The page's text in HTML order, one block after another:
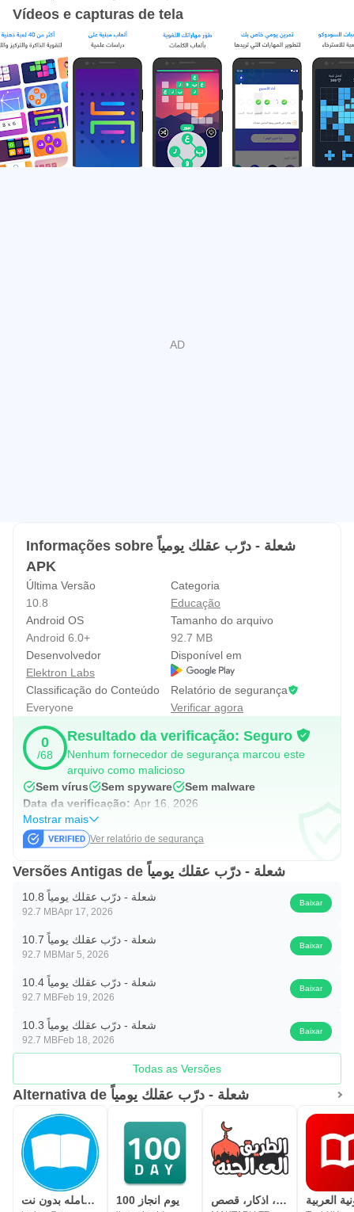
----------
Sholah é o principal treinador cerebral árabe que ajuda
você a treinar sua memória, atenção e habilidades de
resolução de problemas. Ele fornece um treino diário de
jogos cognitivos divertidos. Sholah inclui mais de 40 jogos
educativos que abrangem cinco áreas cognitivas
principais. Conheça agora o desempenho do seu cérebro
Vídeos e capturas de tela
Informações sobre شعلة - درّب عقلك يومياً
APK
Última Versão
10.8
Categoria
Educação
Android OS
Android 6.0+
Tamanho do arquivo
92.7 MB
Desenvolvedor
Elektron Labs
Disponível em
Classificação do Conteúdo
Everyone
Relatório de segurança
Verificar agora
0
/68
Resultado da verificação: Seguro
Nenhum fornecedor de segurança marcou este
arquivo como malicioso
Sem vírus
Sem spyware
Sem malware
Data da verificação: Apr 16, 2026
Mostrar mais
Ver relatório de segurança
Versões Antigas de شعلة - درّب عقلك يومياً
شعلة - درّب عقلك يومياً 10.8
92.7 MBApr 17, 2026
Baixar
شعلة - درّب عقلك يومياً 10.7
92.7 MBMar 5, 2026
Baixar
شعلة - درّب عقلك يومياً 10.4
92.7 MBFeb 19, 2026
Baixar
شعلة - درّب عقلك يومياً 10.3
92.7 MBFeb 18, 2026
Baixar
Todas as Versões
Alternativa de شعلة - درّب عقلك يومياً
المكتبة الشامله بدون نت 100 يوم انجاز الطريق الى الجنة، اذكار، قصص